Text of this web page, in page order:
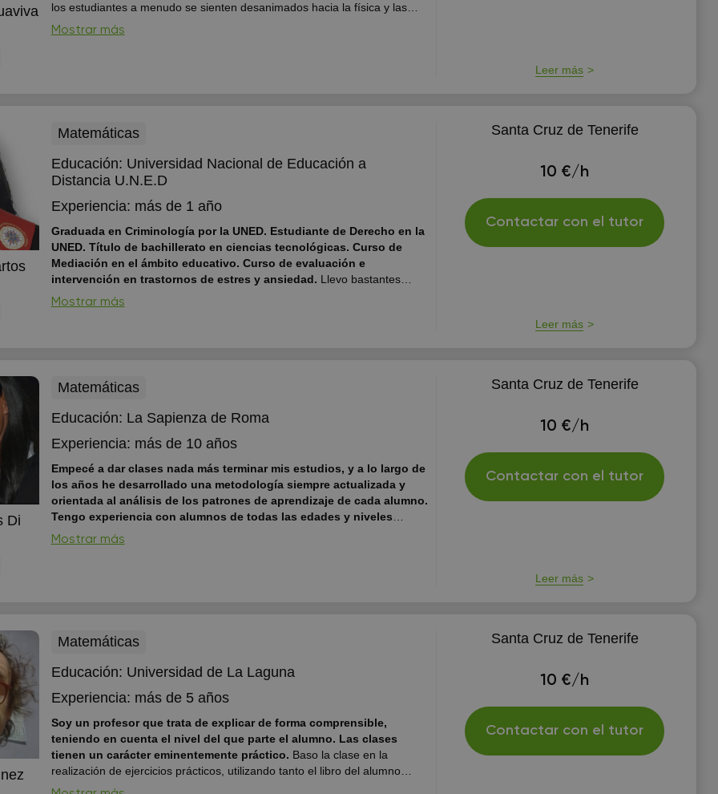
los estudiantes a menudo se sienten desanimados hacia la física y las
matemáticas por una simple razón: creen que la única forma de aprender
estas disciplinas sea memorizar una serie de fórmulas sin un claro enlace
Mostrar más
Leer más
Matemáticas
Educación: Universidad Nacional de Educación a
Distancia U.N.E.D
Experiencia: más de 1 año
Graduada en Criminología por la UNED. Estudiante de Derecho en la
UNED. Título de bachillerato en ciencias tecnológicas. Curso de
Mediación en el ámbito educativo. Curso de evaluación e
intervención en trastornos de estres y ansiedad. Llevo bastantes
años estudiando, por lo que he llegado a conocer un amplio abanico de
técnicas de estudio, además mis estudios me han dado más formación
Mostrar más
Santa Cruz de Tenerife
10 €/h
Contactar con el tutor
Leer más
Di
Matemáticas
Educación: La Sapienza de Roma
Experiencia: más de 10 años
Empecé a dar clases nada más terminar mis estudios, y a lo largo de
los años he desarrollado una metodología siempre actualizada y
orientada al análisis de los patrones de aprendizaje de cada alumno.
Tengo experiencia con alumnos de todas las edades y niveles
escolares
Con el tiempo he aprendido que cada persona aprende de
forma diferente, desde mi tercer año de instituto, cuando mi profesor
Mostrar más
Santa Cruz de Tenerife
10 €/h
Contactar con el tutor
Leer más
Matemáticas
Educación: Universidad de La Laguna
Experiencia: más de 5 años
Soy un profesor que trata de explicar de forma comprensible,
teniendo en cuenta el nivel del que parte el alumno. Las clases
tienen un carácter eminentemente práctico. Baso la clase en la
realización de ejercicios prácticos, utilizando tanto el libro del alumno
como el fichero de ejercicios propios.
Santa Cruz de Tenerife
10 €/h
Contactar con el tutor